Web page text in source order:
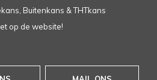
Buitenkans & THTkans
op de website!